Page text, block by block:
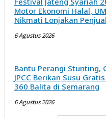
Motor Ekonomi Halal,
Nikmati Lonjakan
6 Agustus 2026
Bantu Perangi Stunting,
JPCC Berikan Susu
360 Balita di Semarang
6 Agustus 2026